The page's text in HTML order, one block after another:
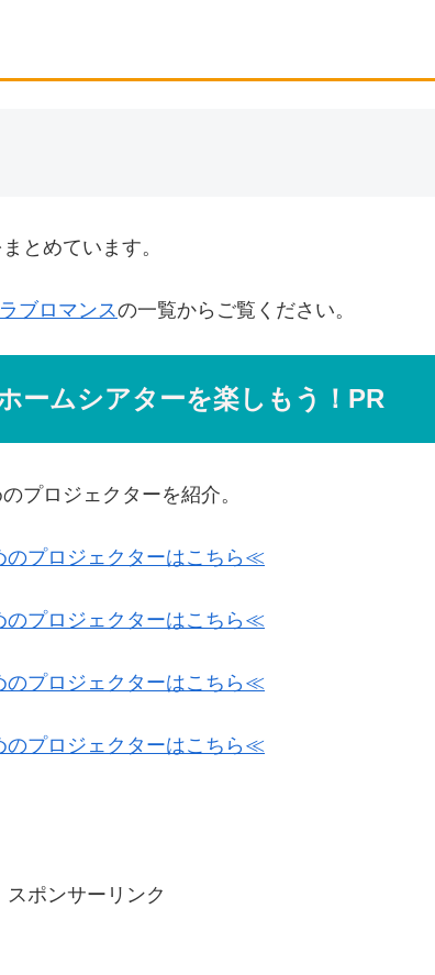
とめています。
ブロマンスの一覧からご覧ください。
ームシアターを楽しもう！PR
プロジェクターを紹介。
プロジェクターはこちら≪
プロジェクターはこちら≪
プロジェクターはこちら≪
プロジェクターはこちら≪
スポンサーリンク